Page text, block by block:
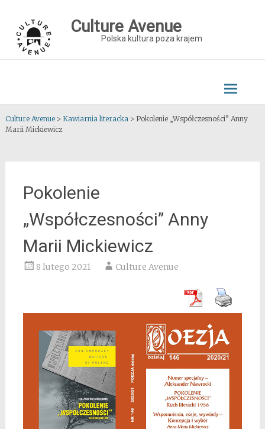
content
Culture Avenue
Polska kultura poza krajem
Culture Avenue> Kawiarnia literacka> Pokolenie „Współczesności” Anny
Marii Mickiewicz
Pokolenie
„Współczesności” Anny
Marii Mickiewicz
8 lutego 2021 Culture Avenue